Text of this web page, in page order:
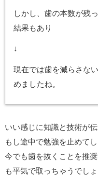
しかし、歯の本数が残
結果もあり
↓
現在では歯を減らさな
めましたね。
いい感じに知識と技術が
もし途中で勉強を止めて
今でも歯を抜くことを推
も平気で取っちゃうでしょ